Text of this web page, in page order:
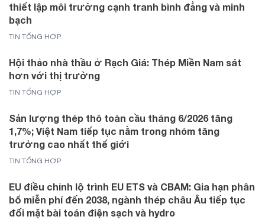
thiết lập môi trường cạnh tranh bình đẳng và minh
bạch
TIN TỔNG HỢP
Hội thảo nhà thầu ở Rạch Giá: Thép Miền Nam sát
hơn với thị trường
TIN TỔNG HỢP
Sản lượng thép thô toàn cầu tháng 6/2026 tăng
1,7%; Việt Nam tiếp tục nằm trong nhóm tăng
trưởng cao nhất thế giới
TIN TỔNG HỢP
EU điều chỉnh lộ trình EU ETS và CBAM: Gia hạn phân
bổ miễn phí đến 2038, ngành thép châu Âu tiếp tục
đối mặt bài toán điện sạch và hydro